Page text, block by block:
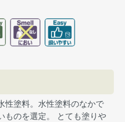
性塗料。水性塗料のなかで
ものを選定。 とても塗りや